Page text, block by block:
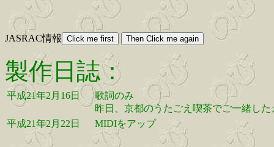
JASRAC情報
製作日誌：
平成21年2月16日
歌詞のみ
昨日、京都のうたごえ喫茶でご一緒し
平成21年2月22日
MIDIをアップ